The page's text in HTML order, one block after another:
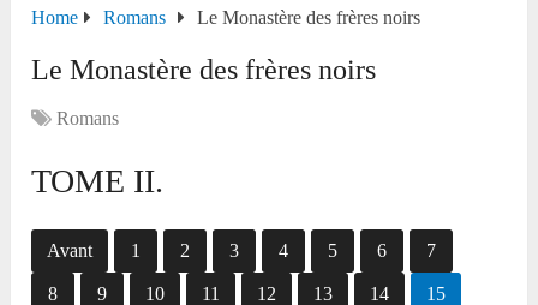
Home Romans Le Monastère des frères noirs
Le Monastère des frères noirs
Romans
TOME II.
Avant 1 2 3 4 5 6 7
8 9 10 11 12 13 14 15